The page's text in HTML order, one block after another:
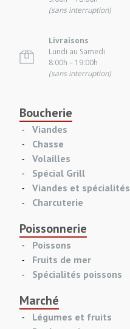
(sans interruption)
Livraisons
Lundi au Samedi
8:00h – 19:00h
(sans interruption)
Boucherie
Viandes
Chasse
Volailles
Spécial Grill
Viandes et spécialités
Charcuterie
Poissonnerie
Poissons
Fruits de mer
Spécialités poissons
Marché
Légumes et fruits